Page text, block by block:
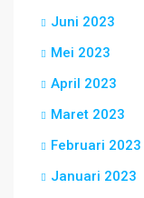
Juni 2023
Mei 2023
April 2023
Maret 2023
Februari 2023
Januari 2023